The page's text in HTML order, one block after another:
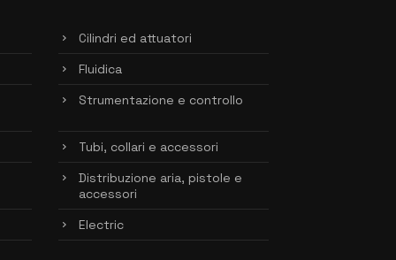
Cilindri ed attuatori
Fluidica
Strumentazione e controllo
Tubi, collari e accessori
Distribuzione aria, pistole e
accessori
Electric